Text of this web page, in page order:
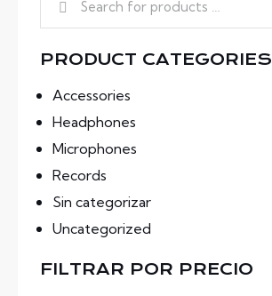
PRODUCT CATEGORIES
Accessories
Headphones
Microphones
Records
Sin categorizar
Uncategorized
FILTRAR POR PRECIO